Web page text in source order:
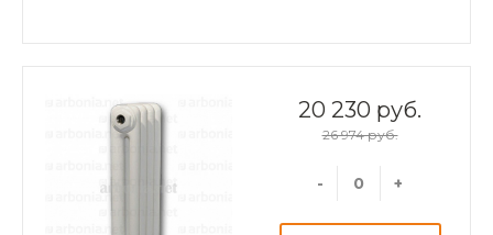
20 230 руб.
26 974 руб.
- +